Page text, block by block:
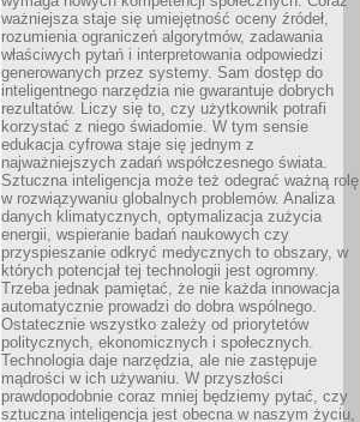
ważniejsza staje się umiejętność oceny źródeł,
rozumienia ograniczeń algorytmów, zadawania
właściwych pytań i interpretowania odpowiedzi
generowanych przez systemy. Sam dostęp do
inteligentnego narzędzia nie gwarantuje dobrych
rezultatów. Liczy się to, czy użytkownik potrafi
korzystać z niego świadomie. W tym sensie
edukacja cyfrowa staje się jednym z
najważniejszych zadań współczesnego świata.
Sztuczna inteligencja może też odegrać ważną rolę
w rozwiązywaniu globalnych problemów. Analiza
danych klimatycznych, optymalizacja zużycia
energii, wspieranie badań naukowych czy
przyspieszanie odkryć medycznych to obszary, w
których potencjał tej technologii jest ogromny.
Trzeba jednak pamiętać, że nie każda innowacja
automatycznie prowadzi do dobra wspólnego.
Ostatecznie wszystko zależy od priorytetów
politycznych, ekonomicznych i społecznych.
Technologia daje narzędzia, ale nie zastępuje
mądrości w ich używaniu. W przyszłości
prawdopodobnie coraz mniej będziemy pytać, czy
sztuczna inteligencja jest obecna w naszym życiu,